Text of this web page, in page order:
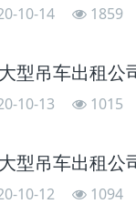
10-14 1859
10-13 1015
10-12 1094